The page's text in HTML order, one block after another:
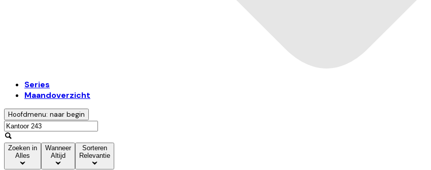
Series
Maandoverzicht
Hoofdmenu: naar begin
Zoeken in
Alles
Wanneer
Altijd
Sorteren
Relevantie